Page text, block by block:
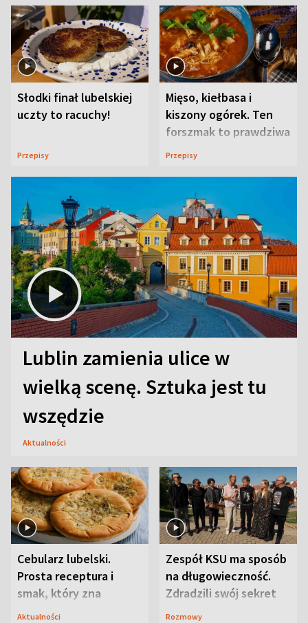
Słodki finał lubelskiej
uczty to racuchy!
Przepisy
Mięso, kiełbasa i
kiszony ogórek. Ten
forszmak to prawdziwa
uczta
Przepisy
Lublin zamienia ulice w
wielką scenę. Sztuka jest tu
wszędzie
Aktualności
Cebularz lubelski.
Prosta receptura i
smak, który zna
Lubelszczyzna
Aktualności
Zespół KSU ma sposób
na długowieczność.
Zdradzili swój sekret
Rozmowy